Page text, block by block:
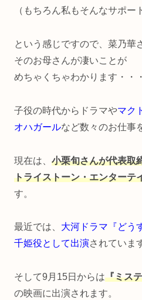
（もちろん私もそんなサポー
という感じですので、菜乃華
そのお母さんが凄いことが
めちゃくちゃわかります・・・
子役の時代からドラマやマク
オハガールなど数々のお仕事
現在は、 小栗旬さんが代表取
トライストーン・エンターテ
す。
最近では、 大河ドラマ『どう
千姫役として出演されていま
そして9月15日からは『ミス
の映画に出演されます。